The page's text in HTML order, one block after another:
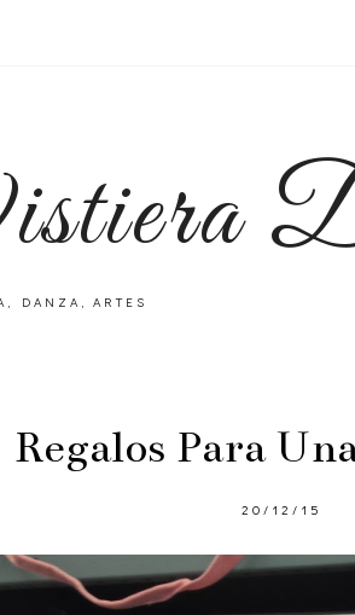
DANZA, ARTES
Regalos Para
20/12/15